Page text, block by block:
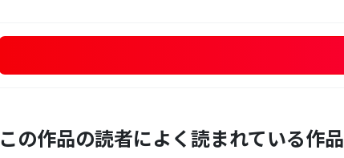
この作品の読者によく読まれている作品